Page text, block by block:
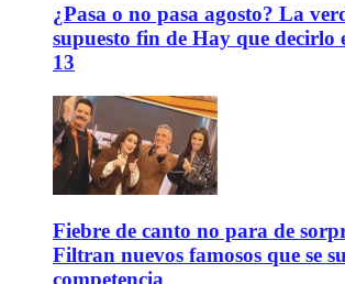
¿Pasa o no pasa agosto? La
supuesto fin de Hay que decirlo
13
Fiebre de canto no para de
Filtran nuevos famosos que se